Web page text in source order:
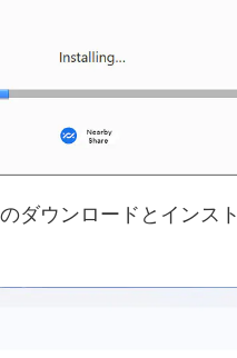
ダウンロードとインス